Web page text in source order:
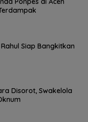
Siap Bangkitkan
Disorot, Swakelola